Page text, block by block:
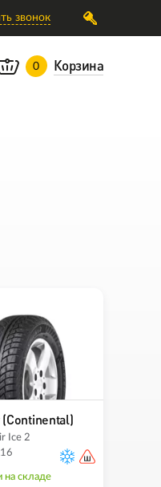
0 Корзина
звонок
Ice 2
на складе